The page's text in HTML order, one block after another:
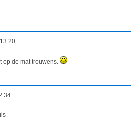
op de mat trouwens.